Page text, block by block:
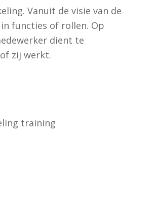
Vanuit de visie van de
functies of rollen. Op
dient te
zij werkt.